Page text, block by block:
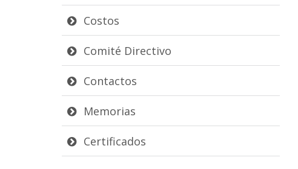
Costos
Comité Directivo
Contactos
Memorias
Certificados